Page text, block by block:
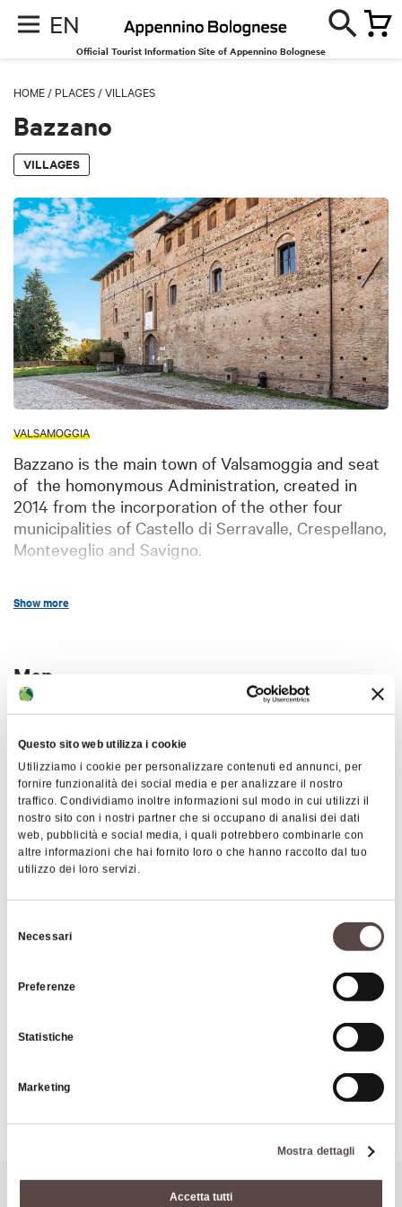
Questo sito web utilizza i cookie
Utilizziamo i cookie per personalizzare contenuti ed annunci, per
fornire funzionalità dei social media e per analizzare il nostro
traffico. Condividiamo inoltre informazioni sul modo in cui utilizzi il
nostro sito con i nostri partner che si occupano di analisi dei dati
web, pubblicità e social media, i quali potrebbero combinarle con
altre informazioni che hai fornito loro o che hanno raccolto dal tuo
utilizzo dei loro servizi.
delNecessari
Preferenze
Statistiche
Marketing
Mostra dettagli
Accetta tutti
EN
Official Tourist Information Site of Appennino Bolognese
HOME / PLACES /VILLAGES
Bazzano
VILLAGES
VALSAMOGGIA
Bazzano is the main town of Valsamoggia and seat
of the homonymous Administration, created in
2014 from the incorporation of the other four
municipalities of Castello di Serravalle, Crespellano,
Monteveglio and Savigno.
Rocca of Bentivoglio
Museo Civico Archeologico A.Crespellani
the stronghold there is a church dedicated to
Santo Stefano which was first mentioned in a
document in 789; during the XVI and the XVII
century the church was restored and modified.
The acropolis includes also a bell tower and the old
Cassero. The so called 'Ripa del Rivellino' links the
Cassero with Bazzano's main square piazza
Garibaldi; the weekly open air market is held in this
square every Saturday.
In 2001 Bazzano has been awarded the title of
'Città d'arte' (town of art).
Show more
Map
−
HOW TO GET THERE
It might also interest you